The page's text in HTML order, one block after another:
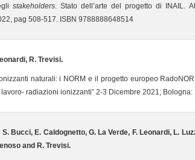
stakeholders. Stato dell’arte del progetto di INAIL.
pag 508-517. ISBN 9788888648514
R. Trevisi.
naturali: i NORM e il progetto europeo
radiazioni ionizzanti” 2-3 Dicembre 2021;
S. Bucci, E. Caldognetto, G. La Verde, F. Leonardi, L.
and R. Trevisi.